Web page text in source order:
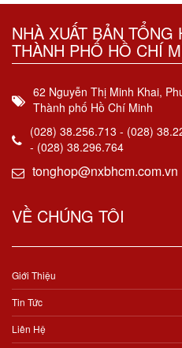
NHÀ XUẤT BẢN TỔNG
THÀNH PHỐ HỒ CHÍ
62 Nguyễn Thị Minh Khai,
Thành phố Hồ Chí Minh
(028) 38.256.713 - (028)
- (028) 38.296.764
tonghop@nxbhcm.com.vn
VỀ CHÚNG TÔI
Giới Thiệu
Tin Tức
Liên Hệ